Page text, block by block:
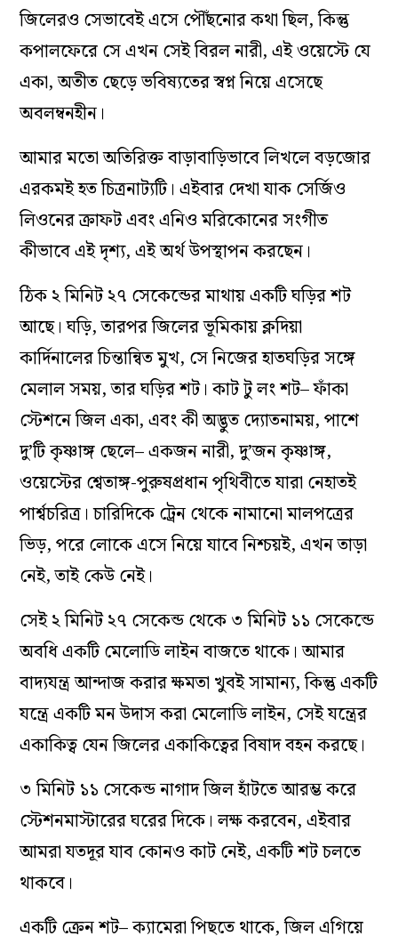
জিলেরও সেভাবেই এসে পৌঁছনোর কথা ছিল, কিন্তু
কপালফেরে সে এখন সেই বিরল নারী, এই ওয়েস্টে যে
একা, অতীত ছেড়ে ভবিষ্যতের স্বপ্ন নিয়ে এসেছে
অবলম্বনহীন।
আমার মতো অতিরিক্ত বাড়াবাড়িভাবে লিখলে বড়জোর
এরকমই হত চিত্রনাট্যটি। এইবার দেখা যাক সের্জিও
লিওনের ক্রাফট এবং এনিও মরিকোনের সংগীত
কীভাবে এই দৃশ্য, এই অর্থ উপস্থাপন করছেন।
ঠিক ২ মিনিট ২৭ সেকেন্ডের মাথায় একটি ঘড়ির শট
আছে। ঘড়ি, তারপর জিলের ভূমিকায় ক্লদিয়া
কার্দিনালের চিন্তান্বিত মুখ, সে নিজের হাতঘড়ির সঙ্গে
মেলাল সময়, তার ঘড়ির শট। কাট টু লং শট–ফাঁকা
স্টেশনে জিল একা, এবং কী অদ্ভুত দ্যোতনাময়, পাশে
দু’টি কৃষ্ণাঙ্গ ছেলে–একজন নারী, দু’জন কৃষ্ণাঙ্গ,
ওয়েস্টের শ্বেতাঙ্গ-পুরুষপ্রধান পৃথিবীতে যারা নেহাতই
পার্শ্বচরিত্র। চারিদিকে ট্রেন থেকে নামানো মালপত্রের
ভিড়, পরে লোকে এসে নিয়ে যাবে নিশ্চয়ই, এখন তাড়া
নেই, তাই কেউ নেই।
সেই ২ মিনিট ২৭ সেকেন্ড থেকে ৩ মিনিট ১১ সেকেন্ডে
অবধি একটি মেলোডি লাইন বাজতে থাকে। আমার
বাদ্যযন্ত্র আন্দাজ করার ক্ষমতা খুবই সামান্য, কিন্তু একটি
যন্ত্রে একটি মন উদাস করা মেলোডি লাইন, সেই যন্ত্রের
একাকিত্ব যেন জিলের একাকিত্বের বিষাদ বহন করছে।
৩ মিনিট ১১ সেকেন্ড নাগাদ জিল হাঁটতে আরম্ভ করে
স্টেশনমাস্টারের ঘরের দিকে। লক্ষ করবেন, এইবার
আমরা যতদূর যাব কোনও কাট নেই, একটি শট চলতে
থাকবে।
একটি ক্রেন শট–ক্যামেরা পিছতে থাকে, জিল এগিয়ে